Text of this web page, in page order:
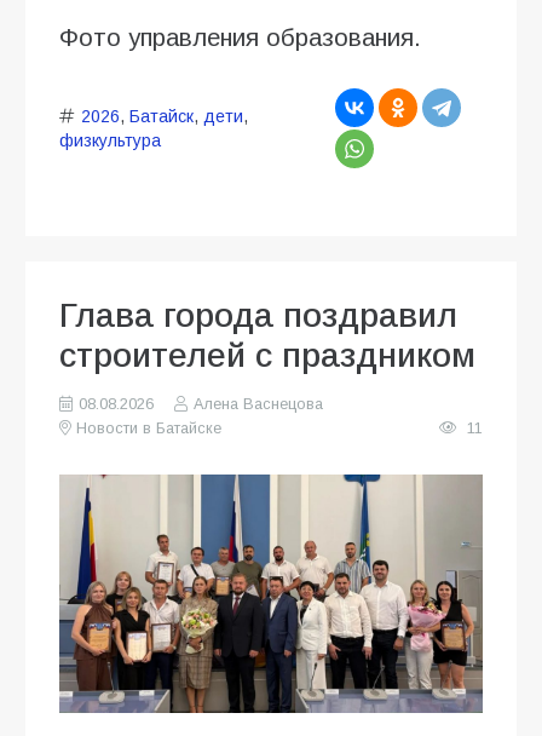
Фото управления образования.
2026, Батайск, дети,
физкультура
Глава города поздравил
строителей с праздником
08.08.2026
Алена Васнецова
Новости в Батайске
11